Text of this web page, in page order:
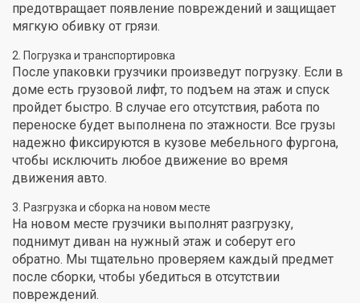
предотвращает появление повреждений и защищает
мягкую обивку от грязи.
Погрузка и транспортировка
После упаковки грузчики произведут погрузку. Если в
доме есть грузовой лифт, то подъем на этаж и спуск
пройдет быстро. В случае его отсутствия, работа по
переноске будет выполнена по этажности. Все грузы
надежно фиксируются в кузове мебельного фургона,
чтобы исключить любое движение во время
движения авто.
Разгрузка и сборка на новом месте
На новом месте грузчики выполнят разгрузку,
поднимут диван на нужный этаж и соберут его
обратно. Мы тщательно проверяем каждый предмет
после сборки, чтобы убедиться в отсутствии
повреждений.